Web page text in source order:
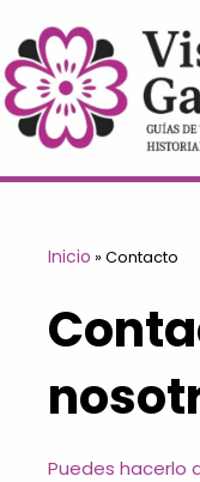
contenido
Inicio » Contacto
Puedes hacerlo